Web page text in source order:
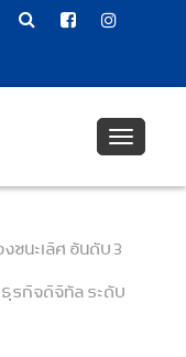
Toggle
ชนะเลิศ อันดับ 3
รกิจดิจิทัล ระดับ